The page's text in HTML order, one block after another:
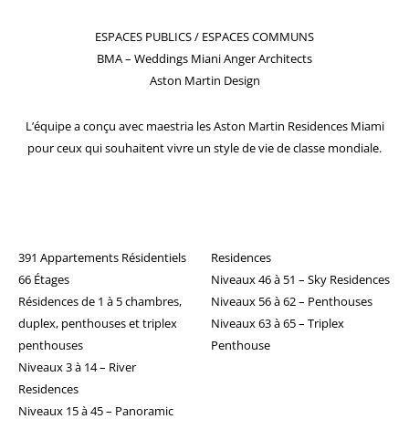
ESPACES PUBLICS / ESPACES COMMUNS
BMA – Weddings Miani Anger Architects
Aston Martin Design
L’équipe a conçu avec maestria les Aston Martin Residences Miami
pour ceux qui souhaitent vivre un style de vie de classe mondiale.
391 Appartements Résidentiels
66 Étages
Résidences de 1 à 5 chambres,
duplex, penthouses et triplex
penthouses
Niveaux 3 à 14 – River
Residences
Niveaux 15 à 45 – Panoramic
Residences
Niveaux 46 à 51 – Sky Residences
Niveaux 56 à 62 – Penthouses
Niveaux 63 à 65 – Triplex
Penthouse